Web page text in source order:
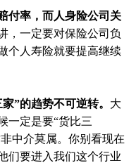
付率，而人身险公司关
，一定要对保险公司负
个人寿险就要提高继续
”的趋势不可逆转。 大
一定是要“货比三
中介莫属。你别看现在
们要进入我们这个行业